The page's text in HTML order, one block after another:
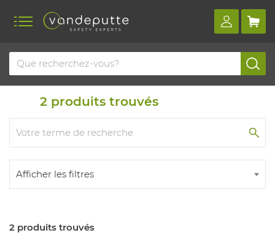
Home Produits Gestion de la violence
2 produits trouvés
Afficher les filtres
2 produits trouvés